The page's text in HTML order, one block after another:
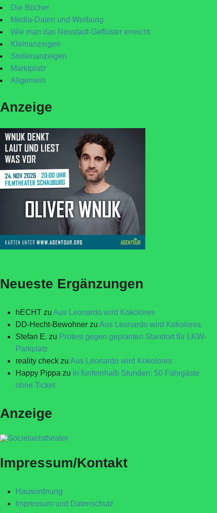
Die Bücher
Media-Daten und Werbung
Wie man das Neustadt-Geflüster erreicht
Kleinanzeigen
Stellenanzeigen
Marktplatz
Allgemein
Anzeige
Neueste Ergänzungen
hECHT zu Aus Leonardo wird Kokolores
DD-Hecht-Bewohner zu Aus Leonardo wird Kokolores
Stefan E. zu Protest gegen geplanten Standort für LKW-
Parkplatz
reality check zu Aus Leonardo wird Kokolores
Happy Pippa zu In fünfeinhalb Stunden: 50 Fahrgäste
ohne Ticket
Anzeige
Impressum/Kontakt
Hausordnung
Impressum und Datenschutz